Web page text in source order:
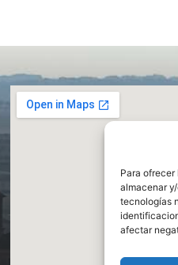
Para
almacenar
tecnologías
afectar